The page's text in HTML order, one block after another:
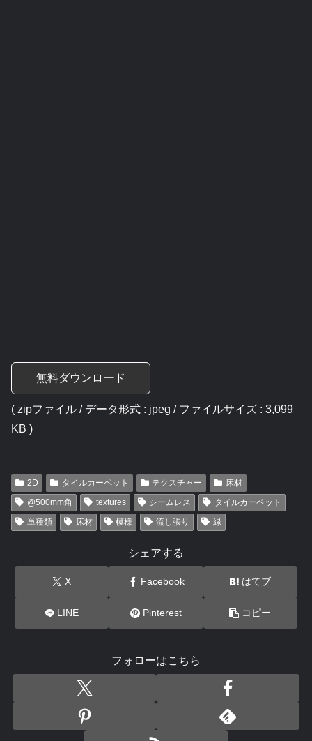
無料ダウンロード
( zipファイル / データ形式 : jpeg / ファイルサイズ : 3,099
KB )
2D タイルカーペット テクスチャー
床材
@500mm角
textures シームレス
タイルカーペット
単種類
床材 模様 流し張り 緑
シェアする
X Facebook はてブ
LINE Pinterest コピー
フォローはこちら